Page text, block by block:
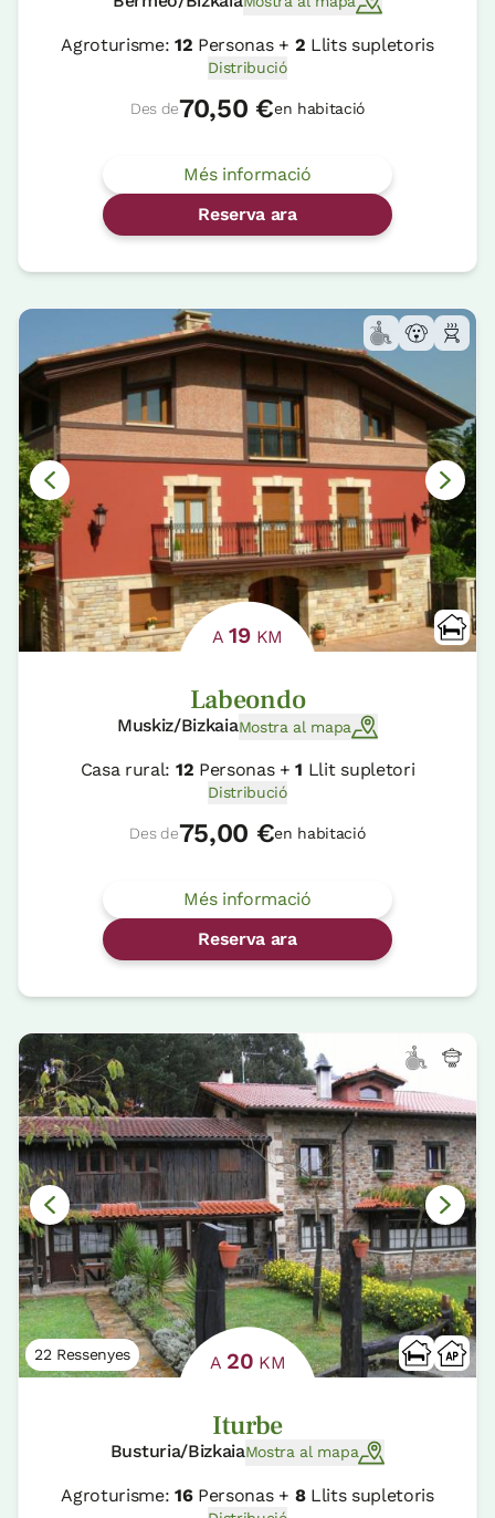
Agroturisme:12 Personas + 2 Llits supletoris
Distribució
Des de70,50 €en habitació
Més informació
Reserva ara
A19KM
Labeondo
Muskiz/BizkaiaMostra al mapa
Casa rural: 12 Personas +1 Llit supletori
Distribució
Des de75,00 €en habitació
Més informació
Reserva ara
22 Ressenyes A 20 KM
Iturbe
Busturia/BizkaiaMostra al mapa
Agroturisme:16Personas + 8Llits supletoris